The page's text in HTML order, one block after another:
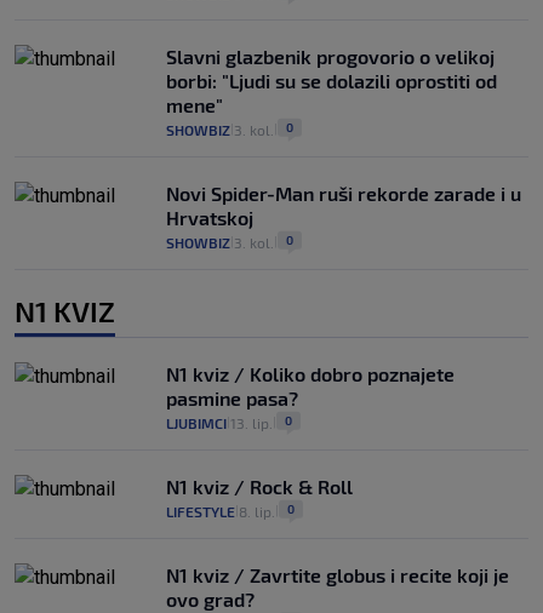
Slavni glazbenik progovorio o velikoj
borbi: "Ljudi su se dolazili oprostiti od
mene"
SHOWBIZ 3. kol. 0
Novi Spider-Man ruši rekorde zarade i u
Hrvatskoj
SHOWBIZ 3. kol. 0
N1 KVIZ
N1 kviz / Koliko dobro poznajete
pasmine pasa?
LJUBIMCI 13. lip. 0
N1 kviz / Rock & Roll
LIFESTYLE 8. lip. 0
N1 kviz / Zavrtite globus i recite koji je
ovo grad?